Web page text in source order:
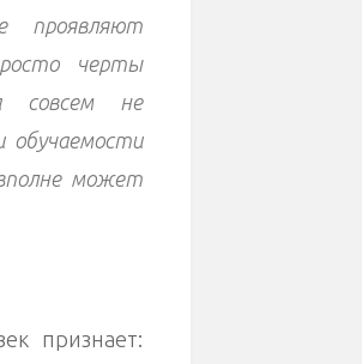
проявляют
черты
а совсем не
обучаемости
может
признает: